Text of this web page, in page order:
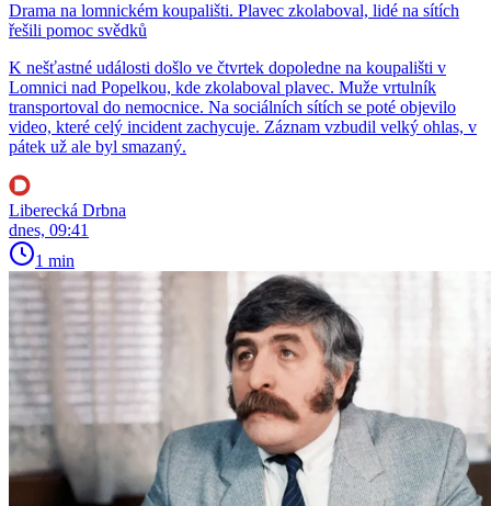
Drama na lomnickém koupališti. Plavec zkolaboval, lidé na sítích
řešili pomoc svědků
K nešťastné události došlo ve čtvrtek dopoledne na koupališti v
Lomnici nad Popelkou, kde zkolaboval plavec. Muže vrtulník
transportoval do nemocnice. Na sociálních sítích se poté objevilo
video, které celý incident zachycuje. Záznam vzbudil velký ohlas, v
pátek už ale byl smazaný.
Liberecká Drbna
dnes, 09:41
1 min